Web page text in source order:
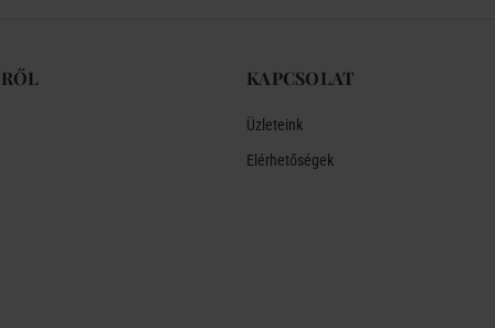
KAPCSOLAT
Üzleteink
Elérhetőségek